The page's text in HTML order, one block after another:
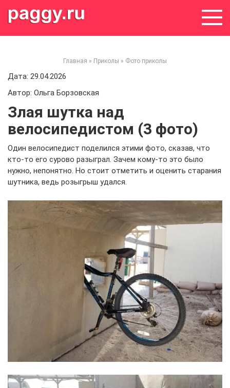
Главная » Приколы » Фото приколы
Дата: 29.04.2026
Автор: Ольга Борзовская
Злая шутка над
велосипедистом (3 фото)
Один велосипедист поделился этими фото, сказав, что
кто-то его сурово разыграл. Зачем кому-то это было
нужно, непонятно. Но стоит отметить и оценить старания
шутника, ведь розыгрыш удался.